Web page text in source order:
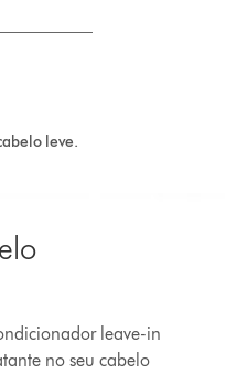
leve.
leave-in
no seu cabelo